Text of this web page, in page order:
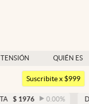
TENSIÓN
GEOPOLÍTICA
QUIÉN ES
QUIÉN
Argentina
Suscribite x $999
0.00% DÓLAR MEP